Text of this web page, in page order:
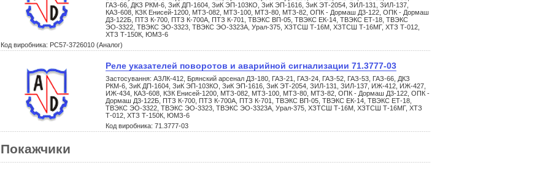
ГАЗ-66, ДКЗ РКМ-6, ЗиК ДП-1604, ЗиК ЭП-103КО, ЗиК ЭП-1616, ЗиК ЭТ-2054, ЗИЛ-131, ЗИЛ-137,
КАЗ-608, КЗК Енисей-1200, МТЗ-082, МТЗ-100, МТЗ-80, МТЗ-82, ОПК - Дормаш Д3-122, ОПК - Дормаш
Д3-122Б, ПТЗ К-700, ПТЗ К-700А, ПТЗ К-701, ТВЭКС ВП-05, ТВЭКС ЕК-14, ТВЭКС ЕТ-18, ТВЭКС
ЭО-3322, ТВЭКС ЭО-3323, ТВЭКС ЭО-3323А, Урал-375, ХЗТСШ Т-16М, ХЗТСШ Т-16МГ, ХТЗ Т-012,
ХТЗ Т-150К, ЮМЗ-6
Код виробника: РС57-3726010 (Аналог)
Реле указателей поворотов и аварийной сигнализации 71.3777-03
Застосування: АЗЛК-412, Брянский арсенал ДЗ-180, ГАЗ-21, ГАЗ-24, ГАЗ-52, ГАЗ-53, ГАЗ-66, ДКЗ
РКМ-6, ЗиК ДП-1604, ЗиК ЭП-103КО, ЗиК ЭП-1616, ЗиК ЭТ-2054, ЗИЛ-131, ЗИЛ-137, ИЖ-412, ИЖ-427,
ИЖ-434, КАЗ-608, КЗК Енисей-1200, МТЗ-082, МТЗ-100, МТЗ-80, МТЗ-82, ОПК - Дормаш Д3-122, ОПК -
Дормаш Д3-122Б, ПТЗ К-700, ПТЗ К-700А, ПТЗ К-701, ТВЭКС ВП-05, ТВЭКС ЕК-14, ТВЭКС ЕТ-18,
ТВЭКС ЭО-3322, ТВЭКС ЭО-3323, ТВЭКС ЭО-3323А, Урал-375, ХЗТСШ Т-16М, ХЗТСШ Т-16МГ, ХТЗ
Т-012, ХТЗ Т-150К, ЮМЗ-6
Код виробника: 71.3777-03
Покажчики